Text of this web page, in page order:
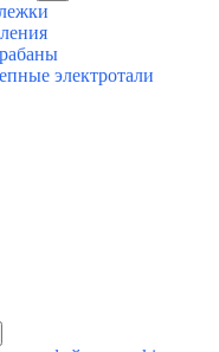
электротали